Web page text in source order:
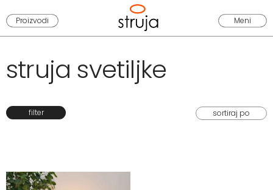
Proizvodi Meni
struja svetiljke
filter